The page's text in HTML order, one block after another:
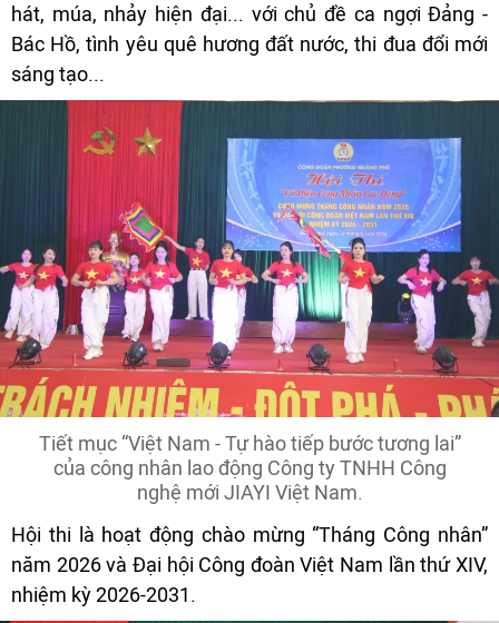
hát, múa, nhảy hiện đại... với chủ đề ca ngợi Đảng -
Bác Hồ, tình yêu quê hương đất nước, thi đua đổi mới
sáng tạo...
Tiết mục “Việt Nam - Tự hào tiếp bước tương lai”
của công nhân lao động Công ty TNHH Công
nghệ mới JIAYI Việt Nam.
Hội thi là hoạt động chào mừng “Tháng Công nhân”
năm 2026 và Đại hội Công đoàn Việt Nam lần thứ XIV,
nhiệm kỳ 2026-2031.